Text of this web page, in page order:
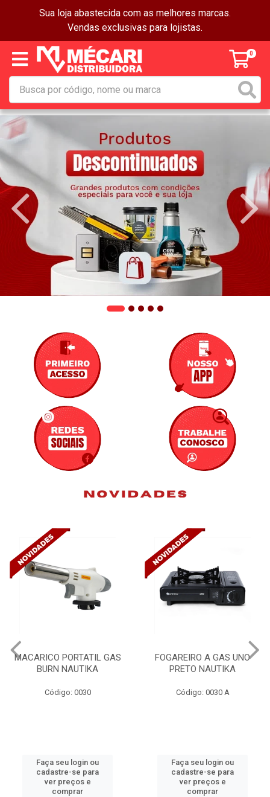
Sua loja abastecida com as melhores marcas.
Vendas exclusivas para lojistas.
0
FOGAREIRO A GAS UNO
PRETO NAUTIKA
Código: 0030 A
Faça seu login ou
cadastre-se para
ver preços e
comprar
CANALETA 20X10X2M
C/DIVISORIA C/DUPLA FACE
Código: 4990
Faça seu login ou
cadastre-se para
ver preços e
comprar